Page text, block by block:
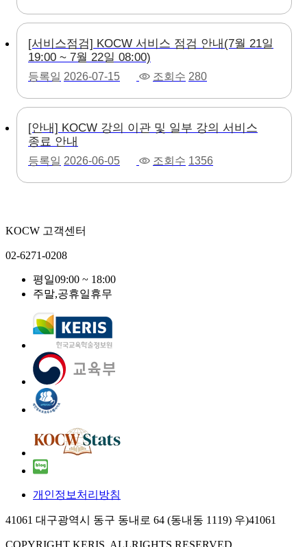
[서비스점검] KOCW 서비스 점검 안내(7월 21일
19:00 ~ 7월 22일 08:00)
등록일 2026-07-15 조회수 280
[안내] KOCW 강의 이관 및 일부 강의 서비스
종료 안내
등록일 2026-06-05 조회수 1356
KOCW 고객센터
02-6271-0208
평일09:00 ~ 18:00
주말,공휴일휴무
개인정보처리방침
41061 대구광역시 동구 동내로 64 (동내동 1119) 우)41061
COPYRIGHT KERIS. ALLRIGHTS RESERVED